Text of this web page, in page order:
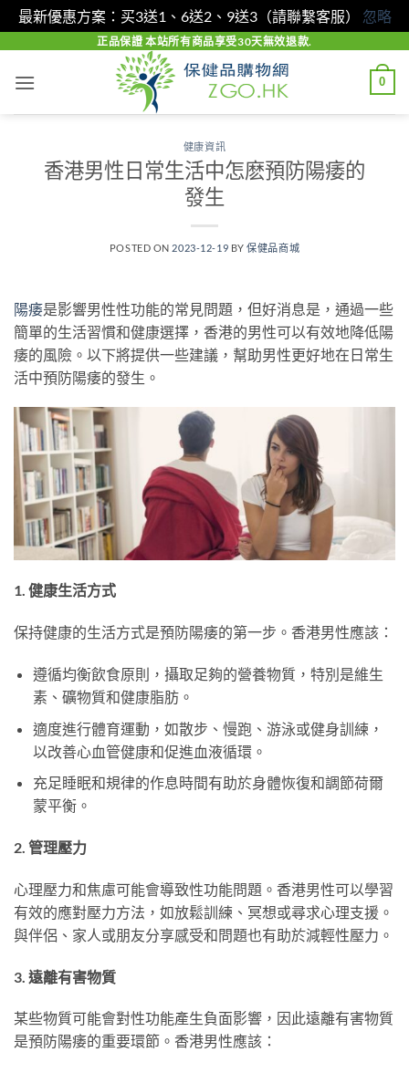
最新優惠方案：买3送1、6送2、9送3（請聯繫客服） 忽略
content
正品保證 本站所有商品享受30天無效退款.
0
健康資訊
香港男性日常生活中怎麽預防陽痿的
發生
POSTED ON 2023-12-19 BY保健品商城
陽痿是影響男性性功能的常見問題，但好消息是，通過一些
簡單的生活習慣和健康選擇，香港的男性可以有效地降低陽
痿的風險。以下將提供一些建議，幫助男性更好地在日常生
活中預防陽痿的發生。
1. 健康生活方式
保持健康的生活方式是預防陽痿的第一步。香港男性應該：
遵循均衡飲食原則，攝取足夠的營養物質，特別是維生
素、礦物質和健康脂肪。
適度進行體育運動，如散步、慢跑、游泳或健身訓練，
以改善心血管健康和促進血液循環。
充足睡眠和規律的作息時間有助於身體恢復和調節荷爾
蒙平衡。
2. 管理壓力
心理壓力和焦慮可能會導致性功能問題。香港男性可以學習
有效的應對壓力方法，如放鬆訓練、冥想或尋求心理支援。
與伴侶、家人或朋友分享感受和問題也有助於減輕性壓力。
3. 遠離有害物質
某些物質可能會對性功能產生負面影響，因此遠離有害物質
是預防陽痿的重要環節。香港男性應該：